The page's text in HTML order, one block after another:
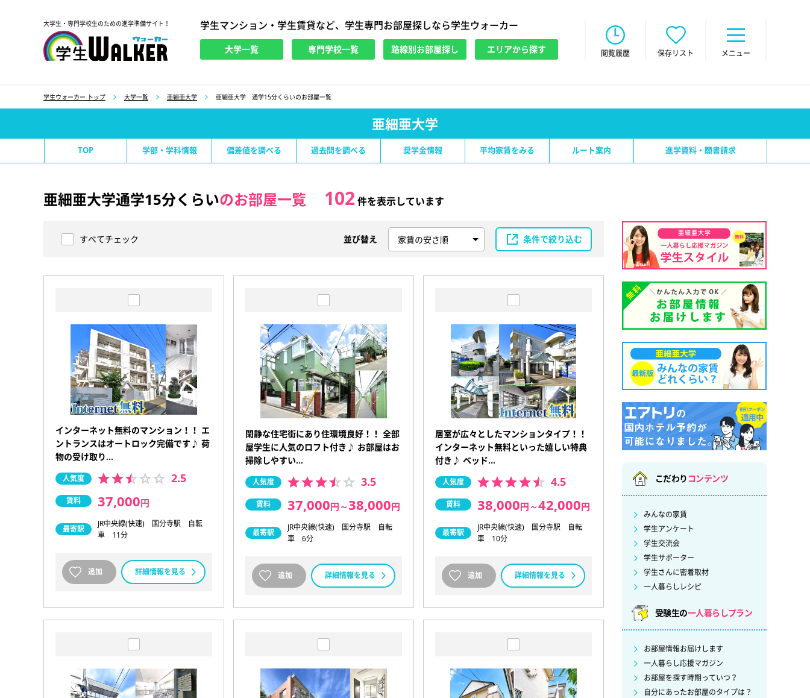
大学生・専門学校生のための進学準備サイト！ 学生マンション・学生賃貸など、学生専門お部屋探しなら学生ウォーカー
大学一覧 専門学校一覧 路線別お部屋探し エリアから探す 閲覧履歴 保存リスト メニュー
学生ウォーカー トップ 大学一覧 亜細亜大学 亜細亜大学 通学15分くらいのお部屋一覧
亜細亜大学
TOP 学部・学科情報 偏差値を調べる 過去問を調べる 奨学金情報 平均家賃をみる ルート案内 進学資料・願書請求
亜細亜大学通学15分くらいのお部屋一覧 102件を表示しています
すべてチェック 並び替え 条件で絞り込む
インターネット無料のマンション！！ エ
ントランスはオートロック完備です♪ 荷
物の受け取り…
人気度 2.5
賃料 37,000円
最寄駅
JR中央線(快速) 国分寺駅 自転
車 11分
追加 詳細情報を見る
閑静な住宅街にあり住環境良好！！ 全部
屋学生に人気のロフト付き♪ お部屋はお
掃除しやすい…
人気度 3.5
賃料 37,000円 ～38,000円
最寄駅
JR中央線(快速) 国分寺駅 自転
車 6分
追加 詳細情報を見る
居室が広々としたマンションタイプ！！
インターネット無料といった嬉しい特典
付き♪ ベッド…
人気度 4.5
賃料 38,000円 ～42,000円
最寄駅
JR中央線(快速) 国分寺駅 自転
車 10分
追加 詳細情報を見る
亜細亜大学
こだわり コンテンツ
みんなの家賃
学生アンケート
学生交流会
学生サポーター
学生さんに密着取材
一人暮らしレシピ
受験生の一人暮らしプラン
お部屋情報お届けします
一人暮らし応援マガジン
お部屋を探す時期っていつ？
自分にあったお部屋のタイプは？